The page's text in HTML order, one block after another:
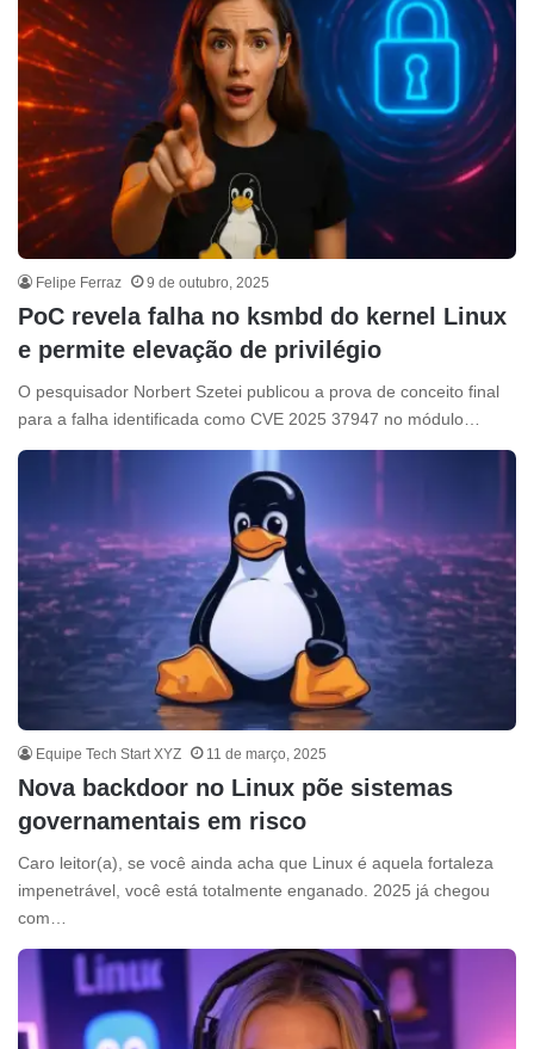
Felipe Ferraz 9 de outubro, 2025
PoC revela falha no ksmbd do kernel Linux
e permite elevação de privilégio
O pesquisador Norbert Szetei publicou a prova de conceito final
para a falha identificada como CVE 2025 37947 no módulo…
Equipe Tech Start XYZ 11 de março, 2025
Nova backdoor no Linux põe sistemas
governamentais em risco
Caro leitor(a), se você ainda acha que Linux é aquela fortaleza
impenetrável, você está totalmente enganado. 2025 já chegou
com…